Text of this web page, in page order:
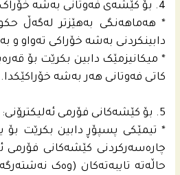
4. بۆ کێشەی فەوتانی بەشە خۆراک:
* هەماهەنگی بەهێزتر لەگەڵ
دابینکردنی بەشە خۆراکی تەواو و
* میکانیزمێک دابین بکرێت بۆ
کاتی فەوتانی هەر بەشە خۆراکێکدا.
5. بۆ کێشەکانی فۆرمی ئەلیکترۆنی:
* تیمێکی پسپۆڕ دابین بکرێت بۆ
چارەسەرکردنی کێشەکانی فۆرمی
حاڵەتە تایبەتەکان (وەک